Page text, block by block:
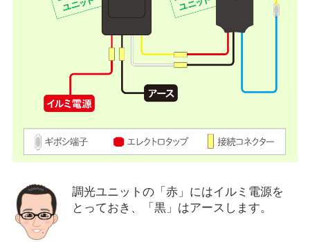
調光ユニットの「赤」にはイルミ電源を
とっておき、「黒」はアースします。